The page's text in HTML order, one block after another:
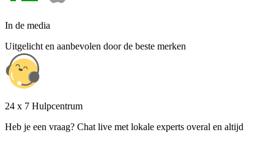
In de media
Uitgelicht en aanbevolen door de beste merken
24 x 7 Hulpcentrum
Heb je een vraag? Chat live met lokale experts overal en altijd